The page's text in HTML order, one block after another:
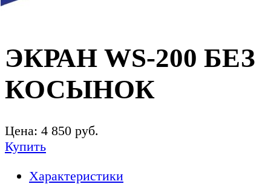
ЭКРАН WS-200 БЕЗ
КОСЫНОК
Цена: 4 850 руб.
Купить
Характеристики